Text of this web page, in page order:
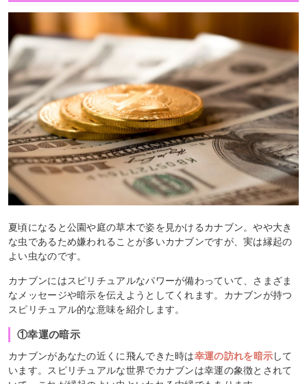
夏頃になると公園や庭の草木で姿を見かけるカナブン。やや大き
な虫であるため嫌われることが多いカナブンですが、実は縁起の
よい虫なのです。
カナブンにはスピリチュアルなパワーが備わっていて、さまざま
なメッセージや暗示を伝えようとしてくれます。カナブンが持つ
スピリチュアル的な意味を紹介します。
①幸運の暗示
カナブンがあなたの近くに飛んできた時は幸運の訪れを暗示して
います。スピリチュアルな世界でカナブンは幸運の象徴とされて